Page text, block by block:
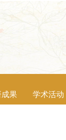
果 学术活动